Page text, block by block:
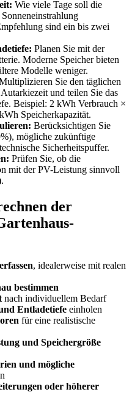
Wie viele Tage soll die
sind ein bis zwei
Planen Sie mit der
Moderne Speicher bieten
Modelle weniger.
Sie den täglichen
und teilen Sie das
Beispiel: 2 kWh Verbrauch ×
Speicherkapazität.
Berücksichtigen Sie
mögliche zukünftige
Sicherheitspuffer.
Prüfen Sie, ob die
mit der PV-Leistung sinnvoll
der
, idealerweise mit realen
bestimmen
nach individuellem Bedarf
Entladetiefe einholen
für eine realistische
und Speichergröße
und mögliche
oder höherer